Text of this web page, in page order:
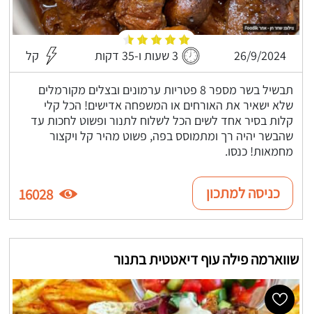
26/9/2024 3 שעות ו-35 דקות קל
תבשיל בשר מספר 8 פטריות ערמונים ובצלים מקורמלים
שלא ישאיר את האורחים או המשפחה אדישים! הכל קלי
קלות בסיר אחד לשים הכל לשלוח לתנור ופשוט לחכות עד
שהבשר יהיה רך ומתמוסס בפה, פשוט מהיר קל ויקצור
מחמאות! כנסו.
כניסה למתכון 16028
שווארמה פילה עוף דיאטטית בתנור